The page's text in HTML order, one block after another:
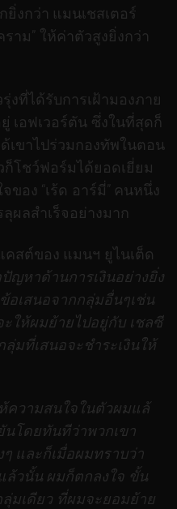
งกว่า แมนเชสเตอร์
ราม” ให้ค่าตัวสูงยิ่งกว่า
งที่ได้รับการเฝ้ามองภาย
เอฟเวอร์ตัน ซึ่งในที่สุดก็
เขาไปร่วมกองทัพในตอน
ก็โชว์ฟอร์มได้ยอดเยี่ยม
อง “เร้ด อาร์มี่” คนหนึ่ง
ผลสำเร็จอย่างมาก
สต์ของ แมนฯ ยูไนเต็ด
ปัญหาด้านการเงินอย่างยิ่ง
อเสนอจากกลุ่มอื่นๆเช่น
ให้ผมย้ายไปอยู่กับ เชลซี
ลุ่มที่เสนอจะชำระเงินให้
ความสนใจในตัวผมแล้
นโดยทันทีว่าพวกเขา
และก็เมื่อผมทราบว่า
ล้วนั้น ผมก็ตกลงใจ ขั้น
ลุ่มเดียว ที่ผมจะยอมย้าย